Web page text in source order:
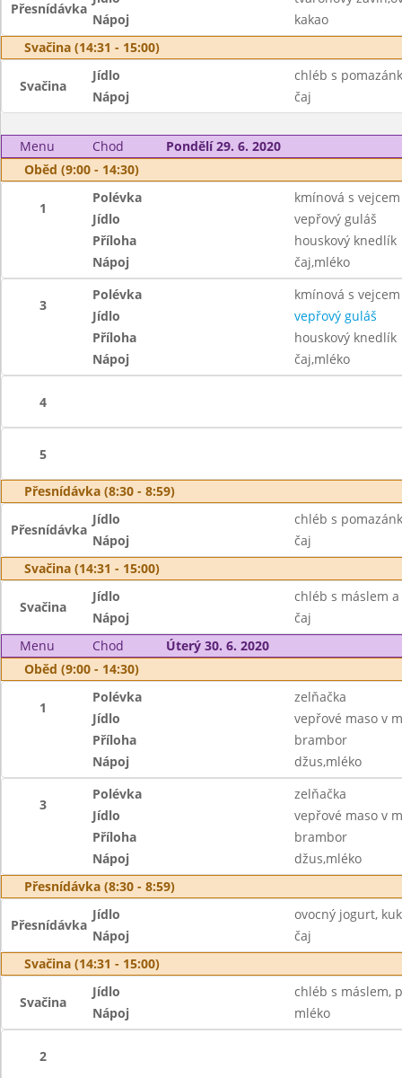
Přesnídávka
Nápoj
kakao
Svačina (14:31 - 15:00)
Svačina
Jídlo
chléb s
Nápoj
čaj
Menu Chod
Pondělí 29. 6. 2020
Oběd (9:00 - 14:30)
1
Polévka
kmínová s vejcem
Jídlo
vepřový guláš
Příloha
houskový knedlík
Nápoj
čaj,mléko
3
Polévka
kmínová s vejcem
Jídlo
vepřový guláš
Příloha
houskový knedlík
Nápoj
čaj,mléko
4
5
Přesnídávka (8:30 - 8:59)
Přesnídávka
Jídlo
chléb s
Nápoj
čaj
Svačina (14:31 - 15:00)
Svačina
Jídlo
chléb s máslem
Nápoj
čaj
Menu
Chod
Úterý 30. 6. 2020
Oběd (9:00 - 14:30)
1
Polévka
zelňačka
Jídlo
vepřové maso v
Příloha
brambor
Nápoj
džus,mléko
3
Polévka
zelňačka
Jídlo
vepřové maso v
Příloha
brambor
Nápoj
džus,mléko
Přesnídávka (8:30 - 8:59)
Přesnídávka
Jídlo
ovocný jogurt,
Nápoj
čaj
Svačina (14:31 - 15:00)
Svačina
Jídlo
chléb s máslem,
Nápoj
mléko
2